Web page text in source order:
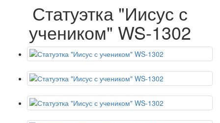
Статуэтка "Иисус с
учеником" WS-1302